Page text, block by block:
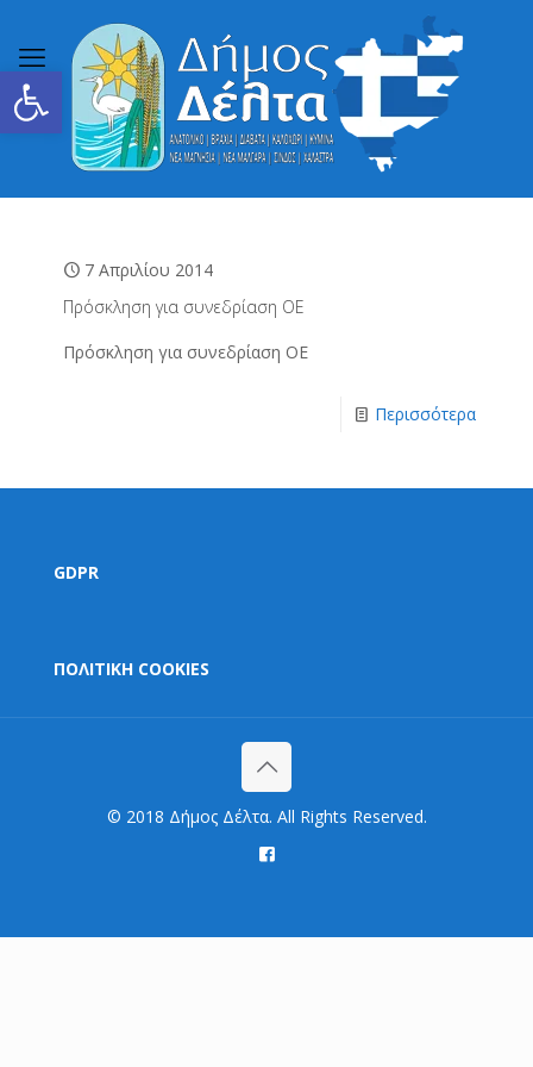
Ανοίξτε τη γραμμή εργαλείων
7 Απριλίου 2014
Πρόσκληση για συνεδρίαση ΟΕ
Πρόσκληση για συνεδρίαση ΟΕ
Περισσότερα
GDPR
ΠΟΛΙΤΙΚΗ COOKIES
© 2018 Δήμος Δέλτα. All Rights Reserved.